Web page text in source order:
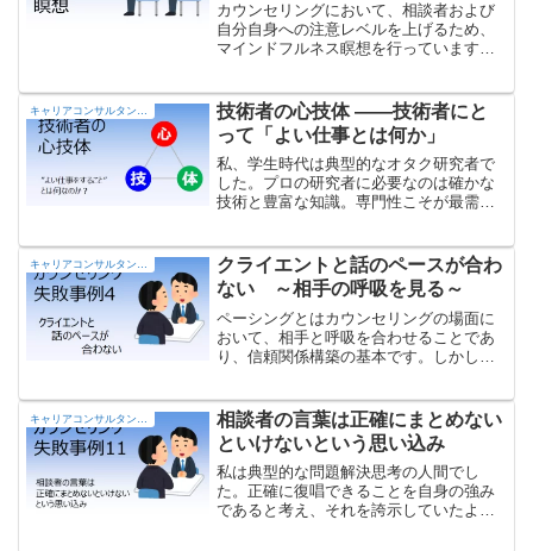
カウンセリングにおいて、相談者および
自分自身への注意レベルを上げるため、
マインドフルネス瞑想を行っています。
す。
技術者の心技体 ――技術者にと
って「よい仕事とは何か」
私、学生時代は典型的なオタク研究者で
した。プロの研究者に必要なのは確かな
技術と豊富な知識。専門性こそが最需要
ることとは何か？」を語る役割が回って
参りました。散々悩んだ挙句に思い出し
たのが「心技体」。
キャリアコンサルタントの部屋
クライエントと話のペースが合わ
ない ～相手の呼吸を見る～
ペーシングとはカウンセリングの場面に
おいて、相手と呼吸を合わせることであ
り、信頼関係構築の基本です。しかし、
相談者の言葉は正確にまとめない
といけないという思い込み
私は典型的な問題解決思考の人間でし
た。正確に復唱できることを自身の強み
であると考え、それを誇示していたよう